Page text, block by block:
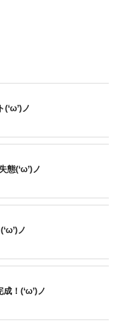
ノ
態(‘ω’)ノ
ノ
！(‘ω’)ノ